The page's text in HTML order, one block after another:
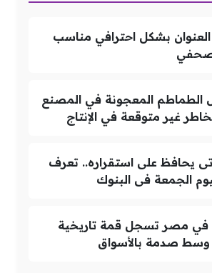
العنوان بشكل احترافي مناسب
المعجونة في المصنع
غير متوقعة في الإنتاج
يحافظ على استقراره.. تعرف
الجمعة فى البنوك
في مصر تسجل قمة تاريخية
صدمة بالأسواق